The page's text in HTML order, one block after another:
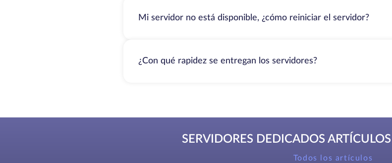
Mi servidor no está disponible, ¿cómo reiniciar el servidor?
¿Con qué rapidez se entregan los servidores?
SERVIDORES DEDICADOS
Todos los artículos